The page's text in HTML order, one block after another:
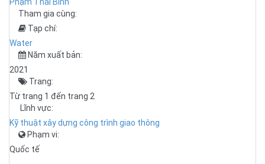
Tham gia cùng:
Tạp chí:
Water
Năm xuất bản:
2021
Trang:
Từ trang 1 đến trang 2
Lĩnh vực:
Kỹ thuật xây dựng công trình giao thông
Phạm vi:
Quốc tế